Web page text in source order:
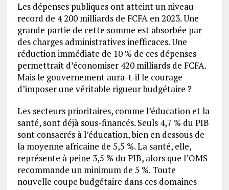
Les dépenses publiques ont atteint un niveau
record de 4 200 milliards de FCFA en 2023. Une
grande partie de cette somme est absorbée par
des charges administratives inefficaces. Une
réduction immédiate de 10 % de ces dépenses
permettrait d’économiser 420 milliards de FCFA.
Mais le gouvernement aura-t-il le courage
d’imposer une véritable rigueur budgétaire ?
Les secteurs prioritaires, comme l’éducation et la
santé, sont déjà sous-financés. Seuls 4,7 % du PIB
sont consacrés à l’éducation, bien en dessous de
la moyenne africaine de 5,5 %. La santé, elle,
représente à peine 3,5 % du PIB, alors que l’OMS
recommande un minimum de 5 %. Toute
nouvelle coupe budgétaire dans ces domaines